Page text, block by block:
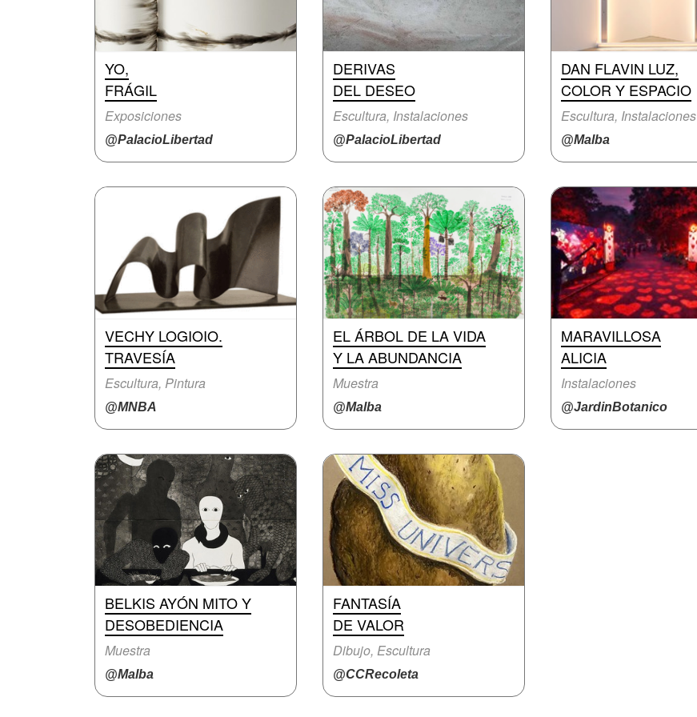
YO,
FRÁGIL
Exposiciones
@PalacioLibertad
DERIVAS
DEL DESEO
Escultura, Instalaciones
@PalacioLibertad
DAN FLAVIN LUZ,
COLOR Y ESPACIO
Escultura, Instalaciones
@Malba
VECHY LOGIOIO.
TRAVESÍA
Escultura, Pintura
@MNBA
EL ÁRBOL DE LA VIDA
Y LA ABUNDANCIA
Muestra
@Malba
MARAVILLOSA
ALICIA
Instalaciones
@JardinBotanico
BELKIS AYÓN MITO Y
DESOBEDIENCIA
Muestra
@Malba
FANTASÍA
DE VALOR
Dibujo, Escultura
@CCRecoleta